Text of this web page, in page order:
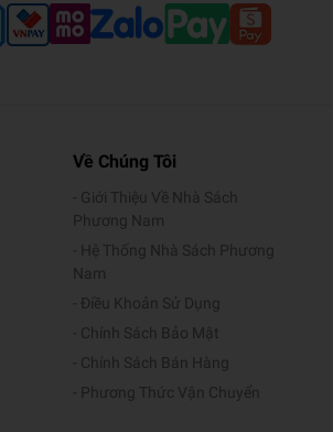
Về Chúng Tôi
Giới Thiệu Về Nhà Sách
Phương Nam
Hệ Thống Nhà Sách Phương
Nam
Điều Khoản Sử Dụng
Chính Sách Bảo Mật
Chính Sách Bán Hàng
Phương Thức Vận Chuyển